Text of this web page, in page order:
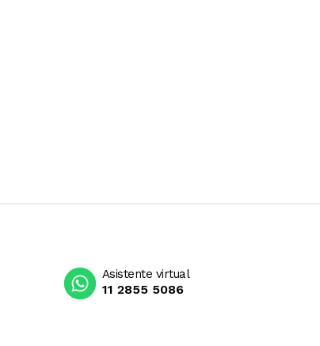
Asistente virtual
11 2855 5086